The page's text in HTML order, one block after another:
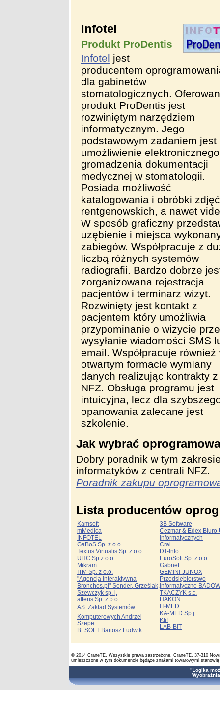
Infotel
Produkt ProDentis
Infotel jest
producentem
dla gabinetów
stomatologicznych.
produkt ProDentis jest
rozwiniętym narzędziem
informatycznym. Jego
podstawowym zadaniem jest
umożliwienie elektronicznego
gromadzenia dokumentacji
medycznej w stomatologii.
Posiada możliwość
katalogowania i obróbki zdjęć
rentgenowskich, a nawet
W sposób graficzny
uzębienie i miejsca
zabiegów. Współpracuje z
liczbą różnych systemów
radiografii. Bardzo dobrze
zorganizowana rejestracja
pacjentów i terminarz wizyt.
Rozwinięty jest kontakt z
pacjentem który umożliwia
przypominanie o wizycie
wysyłanie wiadomości SMS
email. Współpracuje również
otwartym formacie wymiany
danych realizując kontrakty z
NFZ. Obsługa programu jest
intuicyjna, lecz dla
opanowania zalecane jest
szkolenie.
Jak wybrać
Dobry poradnik w tym
informatyków z centrali NFZ.
Poradnik zakupu
Lista producentów
Kamsoft
mMedica
INFOTEL
GaBoS Sp. z o.o.
Textus Virtualis Sp. z o.o.
UHC Sp z o.o.
Mikram
ITM Sp. z o.o.
"Agencja Interaktywna
Bronchos.pl" Sender, Grześlak,
Szewczyk sp. j.
alteris Sp. z o.o.
AS  Zakład Systemów
Komputerowych Andrzej
Szepe
BLSOFT Bartosz Ludwik
3B Software
Cezmar & Edex Biuro
Informatycznych
Cral
DT-Info
EuroSoft Sp. z o.o.
Gabnet
GEMiNi-JUNOX
Przedsiębiorstwo
Informatyczne
TKACZYK s.c.
HAKON
IT-MED
KA-MED Sp.j.
Klif
LAB-BIT
© 2014 CraneTE. Wszystkie prawa zastrzeżone. CraneTE, 37-310
umieszczone w tym dokumencie będące znakami towarowymi stanowią
"Logika